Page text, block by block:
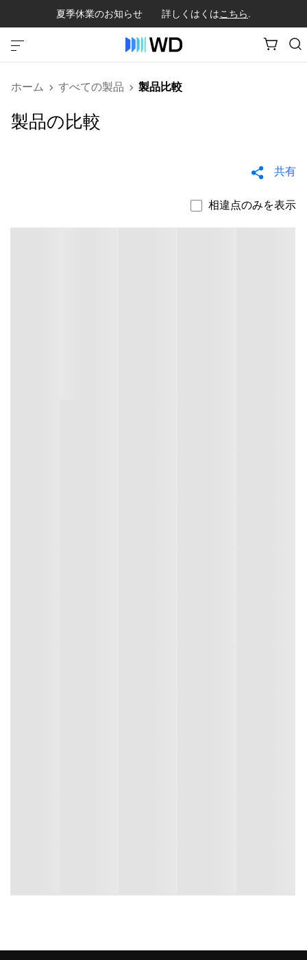
夏季休業のお知らせ 詳しくはくはこちら.
ホーム すべての製品 製品比較
製品の比較
共有
相違点のみを表示